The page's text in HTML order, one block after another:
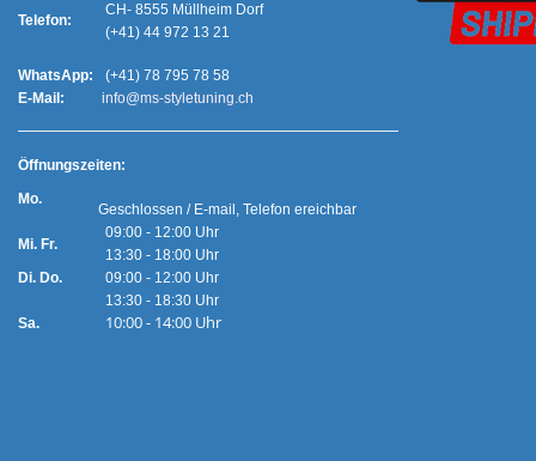
Telefon:
CH- 8555 Müllheim Dorf
(+41) 44 972 13 21
WhatsApp:
(+41) 78 795 78 58
E-Mail:
info@ms-styletuning.ch
Öffnungszeiten:
Mo.
Mi. Fr.
Geschlossen / E-mail, Telefon ereichbar
09:00 - 12:00 Uhr
13:30 - 18:00 Uhr
Di. Do.
Sa.
09:00 - 12:00 Uhr
13:30 - 18:30 Uhr
10:00 - 14:00 Uhr